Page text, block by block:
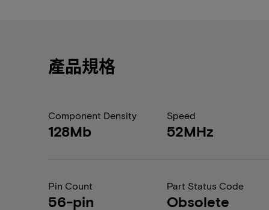
產品規格
Component Density
128Mb
Speed
52MHz
Pin Count
56-pin
Part Status Code
Obsolete